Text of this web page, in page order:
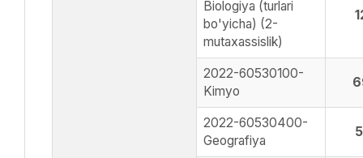
Biologiya (turlari
bo'yicha) (2-
mutaxassislik)
2022-60530100-
Kimyo
2022-60530400-
Geografiya